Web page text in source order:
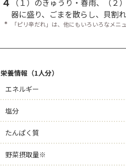
4
（１）のきゅうり・春雨、（２
器に盛り、ごまを散らし、貝割
＊ 「ピリ辛だれ」は、他にもいろいろなメニ
栄養情報（1人分）
エネルギー
塩分
たんぱく質
野菜摂取量※